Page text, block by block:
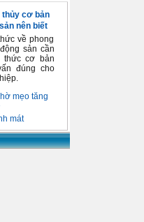
thủy cơ bản
nên biết
về phong
sản cần
thức cơ bản
đúng cho
mẹo tăng
mát